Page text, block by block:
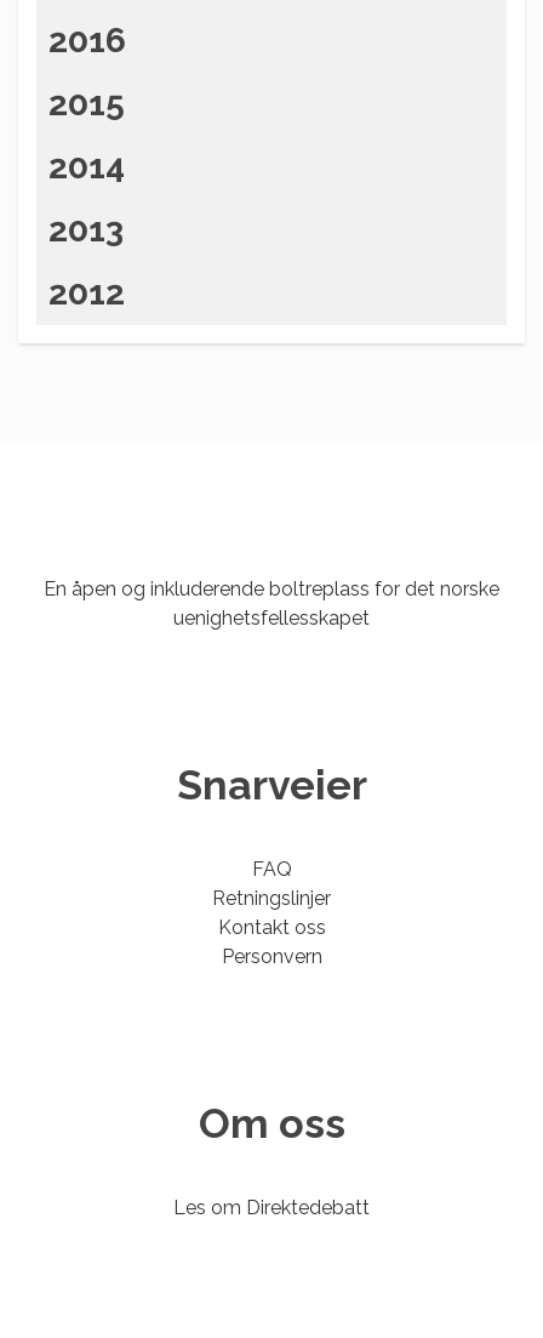
2016
2015
2014
2013
2012
En åpen og inkluderende boltreplass for det norske
uenighetsfellesskapet
Snarveier
FAQ
Retningslinjer
Kontakt oss
Personvern
Om oss
Les om Direktedebatt